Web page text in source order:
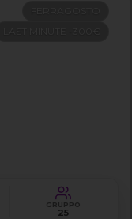
GRUPPO
25